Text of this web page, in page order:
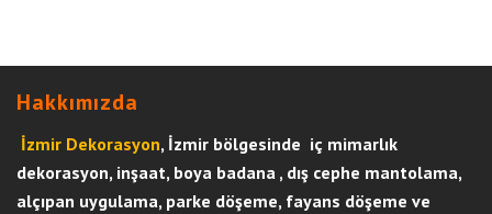
Hakkımızda
İzmir Dekorasyon, İzmir bölgesinde iç mimarlık
dekorasyon, inşaat, boya badana , dış cephe mantolama,
alçıpan uygulama, parke döşeme, fayans döşeme ve